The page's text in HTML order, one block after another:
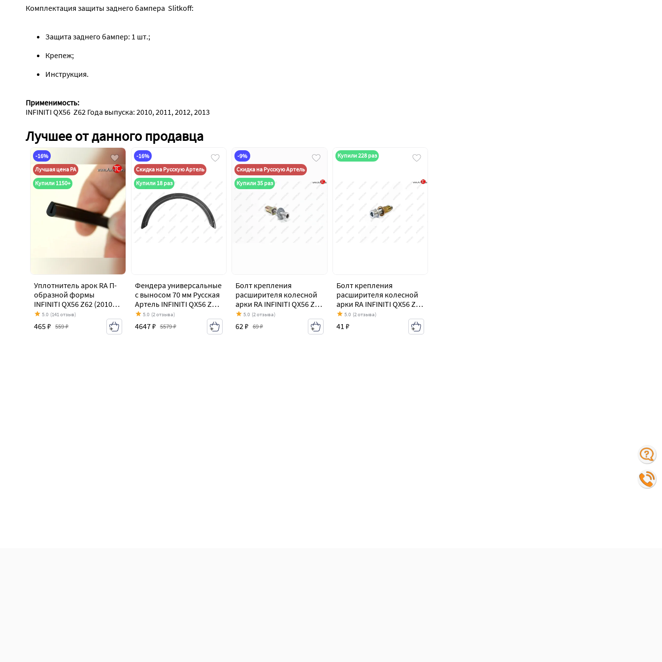
Защита заднего бампер: 1 шт.;
Крепеж;
Инструкция.
Применимость:
INFINITI QX56  Z62 Года выпуска: 2010, 2011, 2012, 2013
Лучшее от данного продавца
-16%
Лучшая цена РА
Купили 1150+
Уплотнитель арок RA П-
образной формы
INFINITI QX56 Z62 (2010-
2013)
5.0 (141 отзыв)
465 ₽ 559 ₽
-16%
Скидка на Русскую Артель
Купили 18 раз
Фендера универсальные
с выносом 70 мм Русская
Артель INFINITI QX56 Z62
(2010-2013)
5.0 (2 отзыва)
4647 ₽ 5579 ₽
-9%
Скидка на Русскую Артель
Купили 35 раз
Болт крепления
расширителя колесной
арки RA INFINITI QX56 Z62
(2010-2013)
5.0 (2 отзыва)
62 ₽ 69 ₽
Купили 228 раз
Болт крепления
расширителя колесной
арки RA INFINITI QX56 Z62
(2010-2013)
5.0 (2 отзыва)
41 ₽